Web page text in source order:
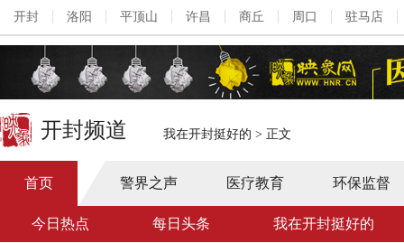
开封 洛阳 平顶山 许昌 商丘 周口 驻马店
开封频道 我在开封挺好的 > 正文
首页 警界之声 医疗教育 环保监督
今日热点 每日头条 我在开封挺好的